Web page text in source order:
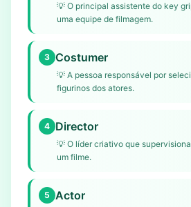
💡 O principal assistente do key
uma equipe de filmagem.
3 Costumer
💡 A pessoa responsável por
figurinos dos atores.
4 Director
💡 O líder criativo que
um filme.
5 Actor